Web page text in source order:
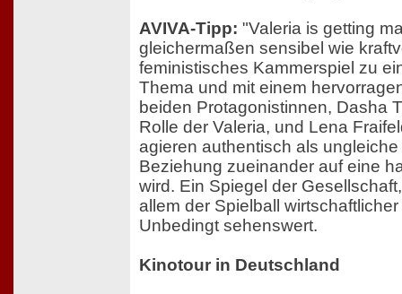
AVIVA-Tipp: "Valeria is getting
gleichermaßen sensibel wie
feministisches Kammerspiel zu
Thema und mit einem
beiden Protagonistinnen, Dasha
Rolle der Valeria, und Lena
agieren authentisch als
Beziehung zueinander auf eine
wird. Ein Spiegel der
allem der Spielball
Unbedingt sehenswert.
Kinotour in Deutschland